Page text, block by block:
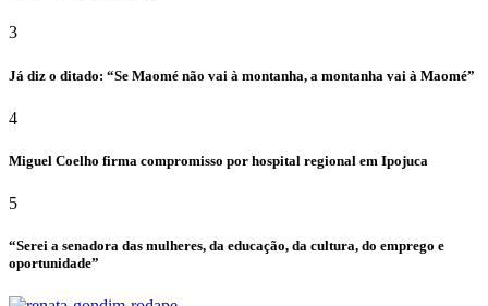
3
Já diz o ditado: “Se Maomé não vai à montanha, a montanha vai à Maomé”
4
Miguel Coelho firma compromisso por hospital regional em Ipojuca
5
“Serei a senadora das mulheres, da educação, da cultura, do emprego e
oportunidade”